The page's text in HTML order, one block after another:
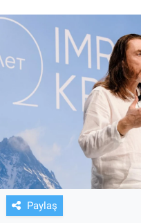
Paylaş
ALT LIGLER
TV VE SİNEMA
BASKETBOL
SAĞLIK
GENEL
KÜLTÜR SANAT